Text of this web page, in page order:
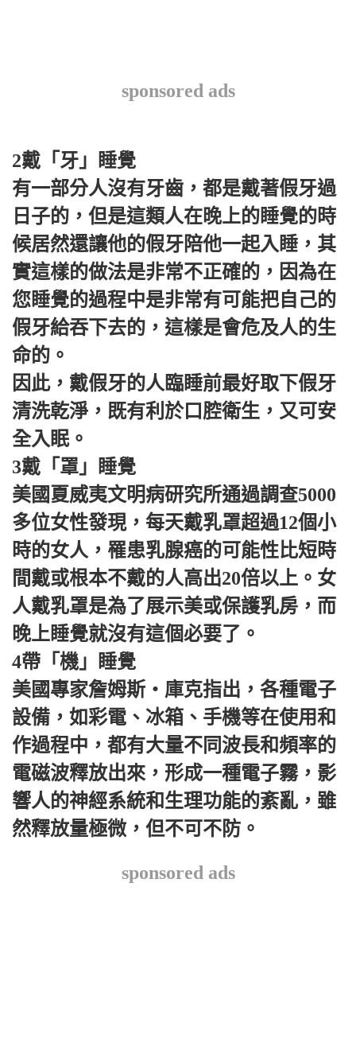
sponsored ads
2戴「牙」睡覺
有一部分人沒有牙齒，都是戴著假牙過
日子的，但是這類人在晚上的睡覺的時
候居然還讓他的假牙陪他一起入睡，其
實這樣的做法是非常不正確的，因為在
您睡覺的過程中是非常有可能把自己的
假牙給吞下去的，這樣是會危及人的生
命的。
因此，戴假牙的人臨睡前最好取下假牙
清洗乾淨，既有利於口腔衛生，又可安
全入眠。
3戴「罩」睡覺
美國夏威夷文明病研究所通過調查5000
多位女性發現，每天戴乳罩超過12個小
時的女人，罹患乳腺癌的可能性比短時
間戴或根本不戴的人高出20倍以上。女
人戴乳罩是為了展示美或保護乳房，而
晚上睡覺就沒有這個必要了。
4帶「機」睡覺
美國專家詹姆斯‧庫克指出，各種電子
設備，如彩電、冰箱、手機等在使用和
作過程中，都有大量不同波長和頻率的
電磁波釋放出來，形成一種電子霧，影
響人的神經系統和生理功能的紊亂，雖
然釋放量極微，但不可不防。
sponsored ads